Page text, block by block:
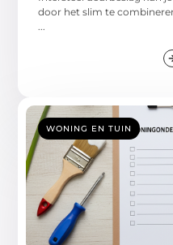
door het slim te
WONING EN TUIN